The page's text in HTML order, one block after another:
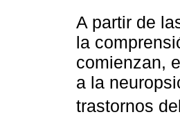
A partir de
la
comienzan,
a la
trastornos